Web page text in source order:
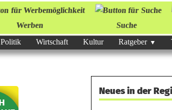
Werben Suche
Politik Wirtschaft Kultur Ratgeber
Neues in der